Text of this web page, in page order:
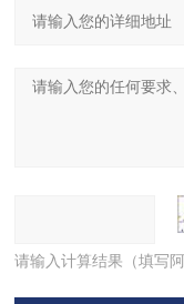
请输入计算结果（填写